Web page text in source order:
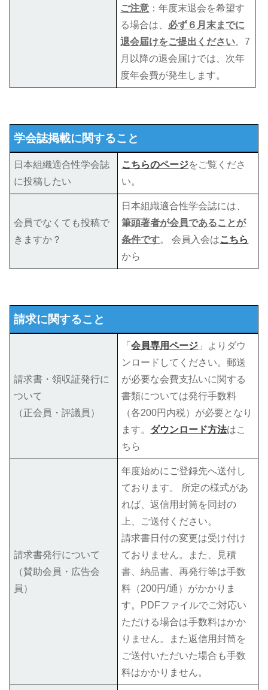
ご注意 ：年度末退会を希望す
る場合は、 必ず６月末までに
退会届けをご提出ください。7
月以降の退会届けでは、次年
度年会費が発生します。
学会誌掲載に関すること
日本組織適合性学会誌
に投稿したい
こちらのページをご覧くださ
い。
会員でなくても投稿で
きますか？
日本組織適合性学会誌には、
筆頭著者が会員であることが
条件です。 会員入会はこちら
から
請求に関すること
請求書・領収証発行に
ついて
（正会員・評議員）
「会員専用ページ 」よりダウ
ンロードしてください。郵送
が必要な会費支払いに関する
書類については発行手数料
（各200円内税）が必要となり
ます。 ダウンロード方法はこ
ちら
請求書発行について
（賛助会員・広告会
員）
年度始めにご登録先へ送付し
ております。 所定の様式があ
れば、返信用封筒を同封の
上、ご送付ください。
請求書日付の変更は受け付け
ておりません。また、見積
書、納品書、再発行等は手数
料（200円/通）がかかりま
す。PDFファイルでご対応い
ただける場合は手数料はかか
りません。また返信用封筒を
ご送付いただいた場合も手数
料はかかりません。